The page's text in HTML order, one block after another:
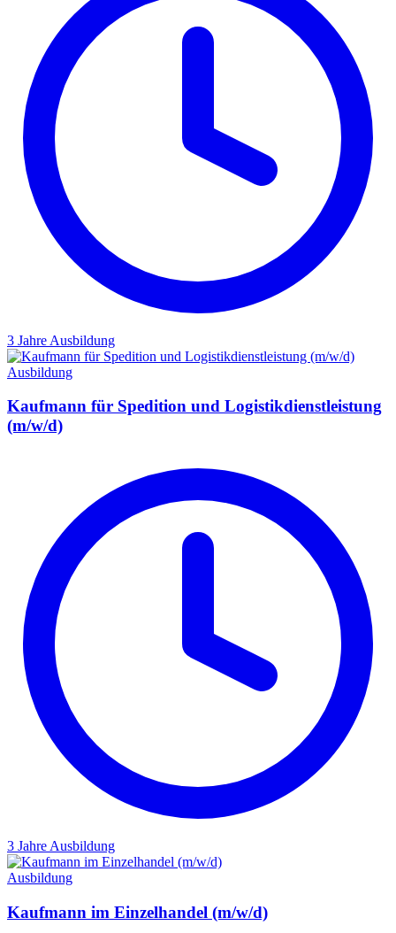
3 Jahre Ausbildung
Ausbildung
Kaufmann für Spedition und Logistikdienstleistung
(m/w/d)
3 Jahre Ausbildung
Ausbildung
Kaufmann im Einzelhandel (m/w/d)